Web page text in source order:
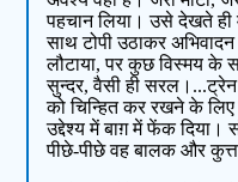
पहचान लिया। उसे देखते ही
साथ टोपी उठाकर
लौटाया, पर कुछ विस्मय के
सुन्दर, वैसी ही
को चिन्हित कर रखने के
उद्देश्य में बाग़ में फेंक
पीछे-पीछे वह बालक और